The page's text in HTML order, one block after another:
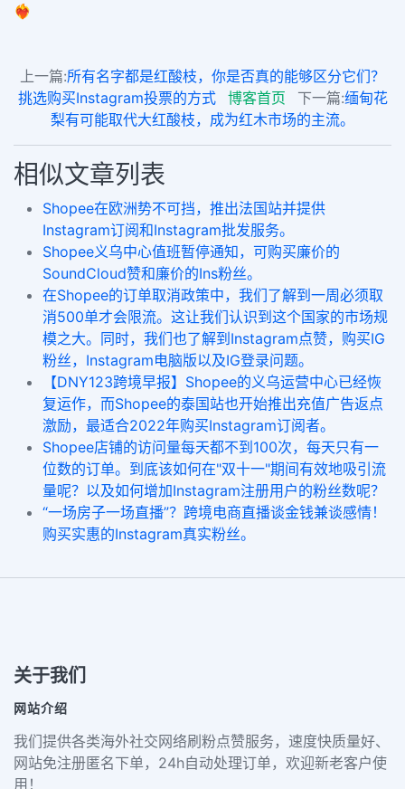
❤️‍🔥
上一篇:所有名字都是红酸枝，你是否真的能够区分它们？
挑选购买Instagram投票的方式
博客首页 下一篇:缅甸花
梨有可能取代大红酸枝，成为红木市场的主流。
相似文章列表
Shopee在欧洲势不可挡，推出法国站并提供
Instagram订阅和Instagram批发服务。
Shopee义乌中心值班暂停通知，可购买廉价的
SoundCloud赞和廉价的Ins粉丝。
在Shopee的订单取消政策中，我们了解到一周必须取
消500单才会限流。这让我们认识到这个国家的市场规
模之大。同时，我们也了解到Instagram点赞，购买IG
粉丝，Instagram电脑版以及IG登录问题。
【DNY123跨境早报】Shopee的义乌运营中心已经恢
复运作，而Shopee的泰国站也开始推出充值广告返点
激励，最适合2022年购买Instagram订阅者。
Shopee店铺的访问量每天都不到100次，每天只有一
位数的订单。到底该如何在"双十一"期间有效地吸引流
量呢？以及如何增加Instagram注册用户的粉丝数呢？
“一场房子一场直播”？跨境电商直播谈金钱兼谈感情！
购买实惠的Instagram真实粉丝。
关于我们
网站介绍
我们提供各类海外社交网络刷粉点赞服务，速度快质量好、
网站免注册匿名下单，24h自动处理订单，欢迎新老客户使
用！